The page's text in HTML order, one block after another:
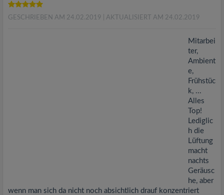
GESCHRIEBEN AM 24.02.2019 | AKTUALISIERT AM 24.02.2019
Mitarbei
ter,
Ambient
e,
Frühstüc
k, ...
Alles
Top!
Lediglic
h die
Lüftung
macht
nachts
Geräusc
he, aber
wenn man sich da nicht noch absichtlich drauf konzentriert
t